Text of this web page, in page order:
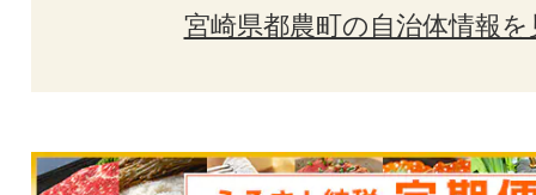
宮崎県都農町の自治体情報を